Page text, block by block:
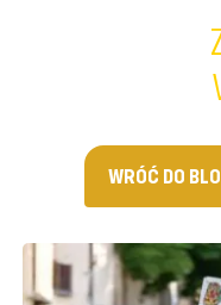
WRÓĆ DO